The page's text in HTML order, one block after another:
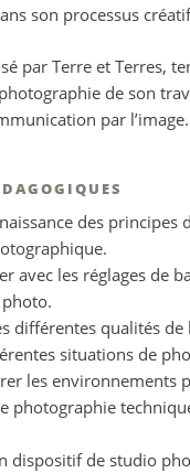
son processus
par Terre et Terres,
de son
par l’image.
des principes
avec les réglages de
différentes qualités de
situations de
les environnements
photographie
dispositif de studio